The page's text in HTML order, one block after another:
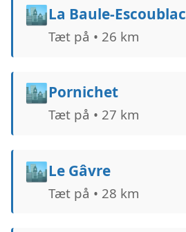
🏙️La Baule-Escoublac
Tæt på • 26 km
🏙️Pornichet
Tæt på • 27 km
🏙️Le Gâvre
Tæt på • 28 km